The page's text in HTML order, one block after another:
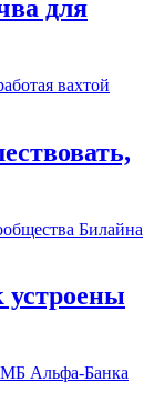
для
устроены